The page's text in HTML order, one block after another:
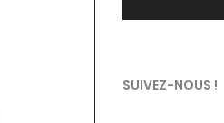
SUIVEZ-NOUS !